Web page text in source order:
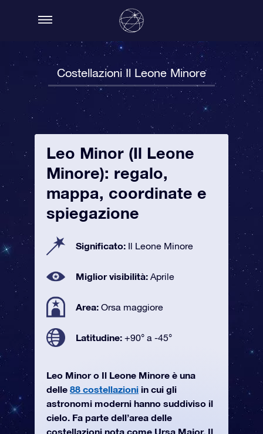
Costellazioni Il Leone Minore
Leo Minor (Il Leone
Minore): regalo,
mappa, coordinate e
spiegazione
Significato: Il Leone Minore
Miglior visibilità: Aprile
Area: Orsa maggiore
Latitudine: +90° a -45°
Leo Minor o Il Leone Minore è una
delle 88 costellazioni in cui gli
astronomi moderni hanno suddiviso il
cielo. Fa parte dell’area delle
costellazioni nota come Ursa Major. Il